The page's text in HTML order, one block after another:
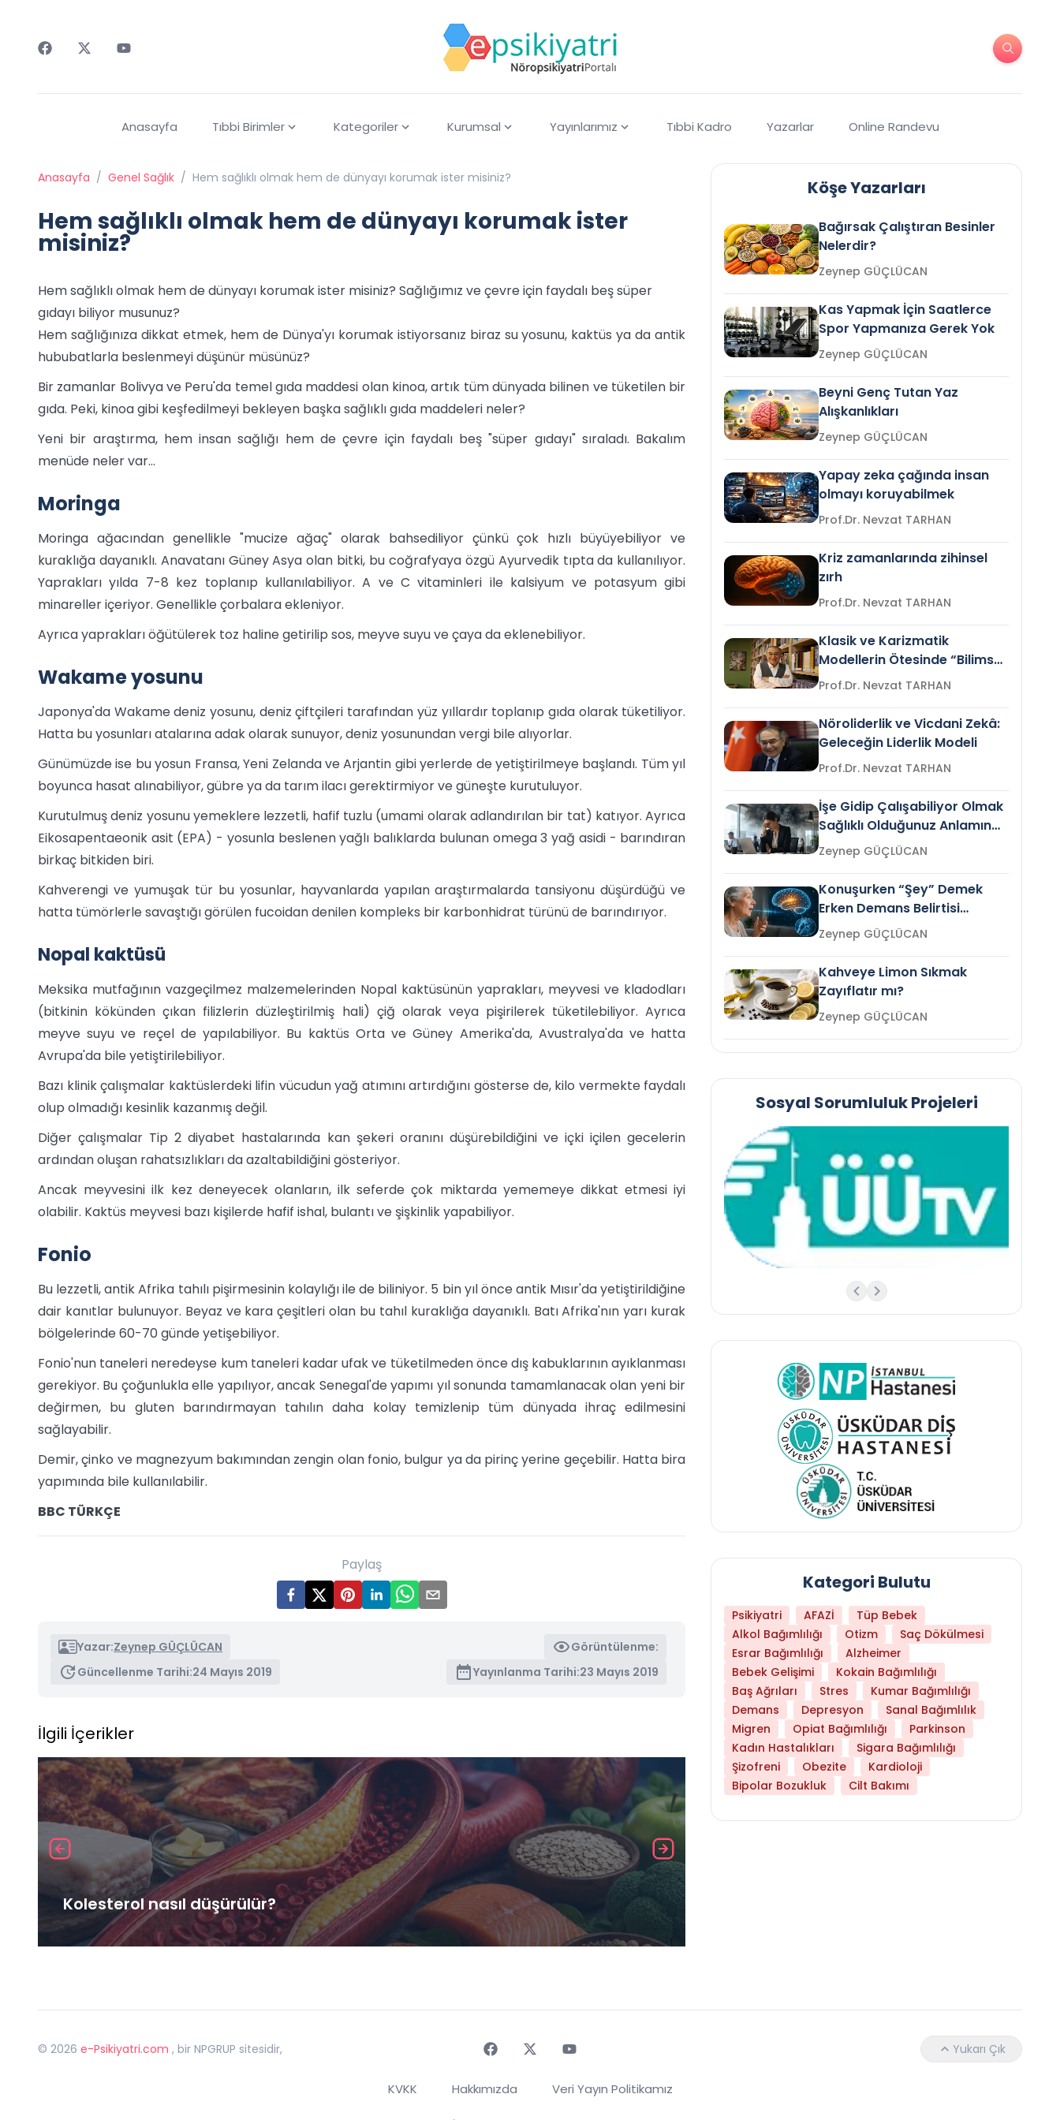
Anasayfa Tıbbi Birimler Kategoriler Kurumsal Yayınlarımız Tıbbi Kadro Yazarlar Online Randevu
Anasayfa / Genel Sağlık / Hem sağlıklı olmak hem de dünyayı korumak ister misiniz?
Hem sağlıklı olmak hem de dünyayı korumak ister
misiniz?
Hem sağlıklı olmak hem de dünyayı korumak ister misiniz? Sağlığımız ve çevre için faydalı beş süper
gıdayı biliyor musunuz?
Hem sağlığınıza dikkat etmek, hem de Dünya'yı korumak istiyorsanız biraz su yosunu, kaktüs ya da antik
hububatlarla beslenmeyi düşünür müsünüz?
Bir zamanlar Bolivya ve Peru'da temel gıda maddesi olan kinoa, artık tüm dünyada bilinen ve tüketilen bir
gıda. Peki, kinoa gibi keşfedilmeyi bekleyen başka sağlıklı gıda maddeleri neler?
Yeni bir araştırma, hem insan sağlığı hem de çevre için faydalı beş "süper gıdayı" sıraladı. Bakalım
menüde neler var...
Moringa
Moringa ağacından genellikle "mucize ağaç" olarak bahsediliyor çünkü çok hızlı büyüyebiliyor ve
kuraklığa dayanıklı. Anavatanı Güney Asya olan bitki, bu coğrafyaya özgü Ayurvedik tıpta da kullanılıyor.
Yaprakları yılda 7-8 kez toplanıp kullanılabiliyor. A ve C vitaminleri ile kalsiyum ve potasyum gibi
minareller içeriyor. Genellikle çorbalara ekleniyor.
Ayrıca yaprakları öğütülerek toz haline getirilip sos, meyve suyu ve çaya da eklenebiliyor.
Wakame yosunu
Japonya'da Wakame deniz yosunu, deniz çiftçileri tarafından yüz yıllardır toplanıp gıda olarak tüketiliyor.
Hatta bu yosunları atalarına adak olarak sunuyor, deniz yosunundan vergi bile alıyorlar.
Günümüzde ise bu yosun Fransa, Yeni Zelanda ve Arjantin gibi yerlerde de yetiştirilmeye başlandı. Tüm yıl
boyunca hasat alınabiliyor, gübre ya da tarım ilacı gerektirmiyor ve güneşte kurutuluyor.
Kurutulmuş deniz yosunu yemeklere lezzetli, hafif tuzlu (umami olarak adlandırılan bir tat) katıyor. Ayrıca
Eikosapentaeonik asit (EPA) - yosunla beslenen yağlı balıklarda bulunan omega 3 yağ asidi - barındıran
birkaç bitkiden biri.
Kahverengi ve yumuşak tür bu yosunlar, hayvanlarda yapılan araştırmalarda tansiyonu düşürdüğü ve
hatta tümörlerle savaştığı görülen fucoidan denilen kompleks bir karbonhidrat türünü de barındırıyor.
Nopal kaktüsü
Meksika mutfağının vazgeçilmez malzemelerinden Nopal kaktüsünün yaprakları, meyvesi ve kladodları
(bitkinin kökünden çıkan filizlerin düzleştirilmiş hali) çiğ olarak veya pişirilerek tüketilebiliyor. Ayrıca
meyve suyu ve reçel de yapılabiliyor. Bu kaktüs Orta ve Güney Amerika'da, Avustralya'da ve hatta
Avrupa'da bile yetiştirilebiliyor.
Bazı klinik çalışmalar kaktüslerdeki lifin vücudun yağ atımını artırdığını gösterse de, kilo vermekte faydalı
olup olmadığı kesinlik kazanmış değil.
Diğer çalışmalar Tip 2 diyabet hastalarında kan şekeri oranını düşürebildiğini ve içki içilen gecelerin
ardından oluşan rahatsızlıkları da azaltabildiğini gösteriyor.
Ancak meyvesini ilk kez deneyecek olanların, ilk seferde çok miktarda yememeye dikkat etmesi iyi
olabilir. Kaktüs meyvesi bazı kişilerde hafif ishal, bulantı ve şişkinlik yapabiliyor.
Fonio
Bu lezzetli, antik Afrika tahılı pişirmesinin kolaylığı ile de biliniyor. 5 bin yıl önce antik Mısır'da yetiştirildiğine
dair kanıtlar bulunuyor. Beyaz ve kara çeşitleri olan bu tahıl kuraklığa dayanıklı. Batı Afrika'nın yarı kurak
bölgelerinde 60-70 günde yetişebiliyor.
Fonio'nun taneleri neredeyse kum taneleri kadar ufak ve tüketilmeden önce dış kabuklarının ayıklanması
gerekiyor. Bu çoğunlukla elle yapılıyor, ancak Senegal'de yapımı yıl sonunda tamamlanacak olan yeni bir
değirmen, bu gluten barındırmayan tahılın daha kolay temizlenip tüm dünyada ihraç edilmesini
sağlayabilir.
Demir, çinko ve magnezyum bakımından zengin olan fonio, bulgur ya da pirinç yerine geçebilir. Hatta bira
yapımında bile kullanılabilir.
BBC TÜRKÇE
Paylaş
Yazar:Zeynep GÜÇLÜCAN
Görüntülenme:
Güncellenme Tarihi:24 Mayıs 2019 Yayınlanma Tarihi:23 Mayıs 2019
İlgili İçerikler
Kolesterol nasıl düşürülür?
Köşe Yazarları
Bağırsak Çalıştıran Besinler
Nelerdir?
Zeynep GÜÇLÜCAN
Kas Yapmak İçin Saatlerce
Spor Yapmanıza Gerek Yok
Zeynep GÜÇLÜCAN
Beyni Genç Tutan Yaz
Alışkanlıkları
Zeynep GÜÇLÜCAN
Yapay zeka çağında insan
olmayı koruyabilmek
Prof.Dr. Nevzat TARHAN
Kriz zamanlarında zihinsel
zırh
Prof.Dr. Nevzat TARHAN
Klasik ve Karizmatik
Modellerin Ötesinde “Bilimsel
Liderlik”
Prof.Dr. Nevzat TARHAN
Nöroliderlik ve Vicdani Zekâ:
Geleceğin Liderlik Modeli
Prof.Dr. Nevzat TARHAN
İşe Gidip Çalışabiliyor Olmak
Sağlıklı Olduğunuz Anlamına
Gelir mi?Zeynep GÜÇLÜCAN
Konuşurken “Şey” Demek
Erken Demans Belirtisi
Olabilir mi?Zeynep GÜÇLÜCAN
Kahveye Limon Sıkmak
Zayıflatır mı?
Zeynep GÜÇLÜCAN
Sosyal Sorumluluk Projeleri
Kategori Bulutu
Psikiyatri AFAZİ
Tüp Bebek
Alkol Bağımlılığı
Otizm
Saç Dökülmesi
Esrar Bağımlılığı
Alzheimer
Bebek Gelişimi
Kokain Bağımlılığı
Baş Ağrıları
Stres
Kumar Bağımlılığı
Demans
Depresyon
Sanal Bağımlılık
Migren
Opiat Bağımlılığı
Parkinson
Kadın Hastalıkları
Sigara Bağımlılığı
Şizofreni
Obezite
Kardioloji
Bipolar Bozukluk
Cilt Bakımı
© 2026 e-Psikiyatri.com , bir NPGRUP sitesidir, Yukarı Çık
KVKK Hakkımızda Veri Yayın Politikamız